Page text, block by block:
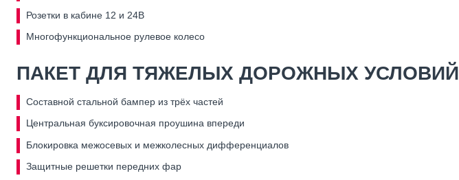
Розетки в кабине 12 и 24В
Многофункциональное рулевое колесо
ПАКЕТ ДЛЯ ТЯЖЕЛЫХ ДОРОЖНЫХ УСЛОВИЙ
Составной стальной бампер из трёх частей
Центральная буксировочная проушина впереди
Блокировка межосевых и межколесных дифференциалов
Защитные решетки передних фар